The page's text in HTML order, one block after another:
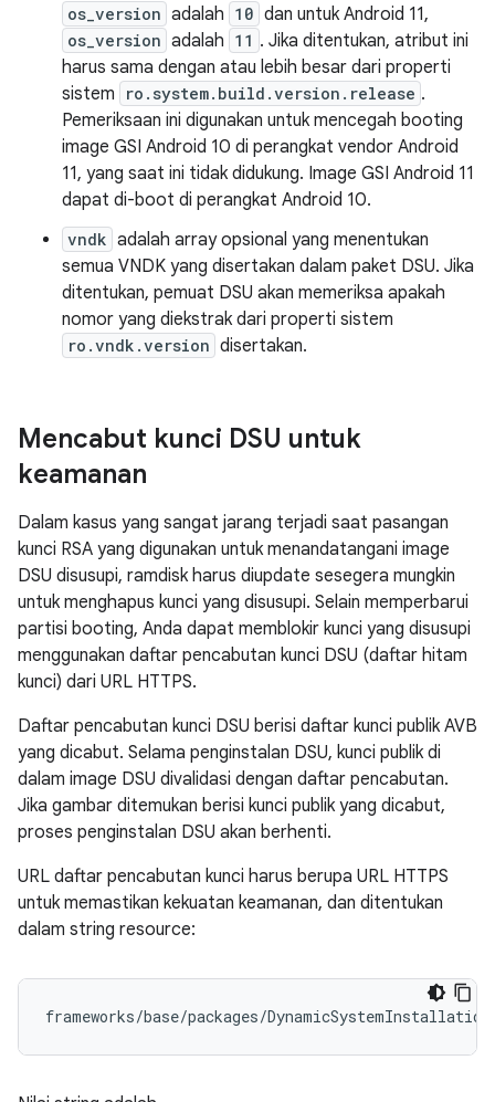
os_version adalah 10 dan untuk Android 11,
os_version adalah 11 . Jika ditentukan, atribut ini
harus sama dengan atau lebih besar dari properti
sistem
ro.system.build.version.release .
Pemeriksaan ini digunakan untuk mencegah booting
image GSI Android 10 di perangkat vendor Android
11, yang saat ini tidak didukung. Image GSI Android 11
dapat di-boot di perangkat Android 10.
vndk adalah array opsional yang menentukan
semua VNDK yang disertakan dalam paket DSU. Jika
ditentukan, pemuat DSU akan memeriksa apakah
nomor yang diekstrak dari properti sistem
ro.vndk.version disertakan.
Mencabut kunci DSU untuk
keamanan
Dalam kasus yang sangat jarang terjadi saat pasangan
kunci RSA yang digunakan untuk menandatangani image
DSU disusupi, ramdisk harus diupdate sesegera mungkin
untuk menghapus kunci yang disusupi. Selain memperbarui
partisi booting, Anda dapat memblokir kunci yang disusupi
menggunakan daftar pencabutan kunci DSU (daftar hitam
kunci) dari URL HTTPS.
Daftar pencabutan kunci DSU berisi daftar kunci publik AVB
yang dicabut. Selama penginstalan DSU, kunci publik di
dalam image DSU divalidasi dengan daftar pencabutan.
Jika gambar ditemukan berisi kunci publik yang dicabut,
proses penginstalan DSU akan berhenti.
URL daftar pencabutan kunci harus berupa URL HTTPS
untuk memastikan kekuatan keamanan, dan ditentukan
dalam string resource: